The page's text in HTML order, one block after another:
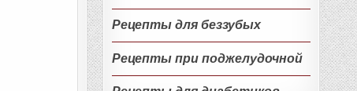
Рецепты для беззубых
Рецепты при поджелудочной